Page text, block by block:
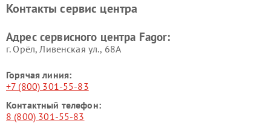
Контакты сервис центра
Адрес сервисного центра Fagor:
г. Орёл, Ливенская ул., 68А
Горячая линия:
+7 (800) 301-55-83
Контактный телефон:
8 (800) 301-55-83